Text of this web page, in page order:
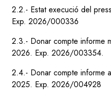
2.2.- Estat execució del
Exp. 2026/000336
2.3.- Donar compte informe
2026. Exp. 2026/003354.
2.4.- Donar compte informe
2025. Exp. 2026/004928